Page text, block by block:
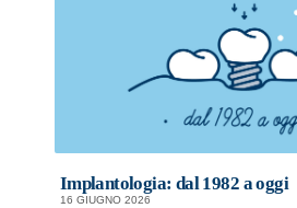
Implantologia: dal 1982 a oggi
16 GIUGNO 2026